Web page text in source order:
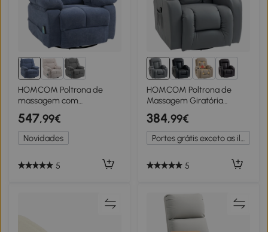
HOMCOM Poltrona de
massagem com
aquecimento & função
reclinável, giratória, até 150
kg, estrutura metálica,
98x90x98cm, Azul
547,99€
Novidades
5
1+
HOMCOM Poltrona de
Massagem Giratória
Poltrona Relax Reclinável
com 8 Pontos de
Massagem Função de
Aquecimento 82x99x103
384,99€
5